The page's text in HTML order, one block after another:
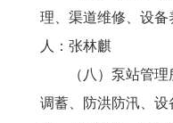
理、渠道维修、设
人：张林麒
（八）泵站管理
调蓄、防洪防汛、